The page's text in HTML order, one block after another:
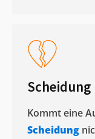
Scheidung
Kommt eine
Scheidung